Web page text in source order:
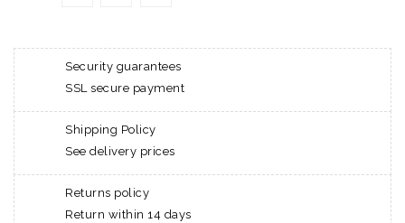
Security guarantees
SSL secure payment
Shipping Policy
See delivery prices
Returns policy
Return within 14 days